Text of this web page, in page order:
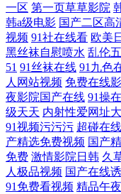
一区 第一页草草影院
韩a级电影 国产二区高
视频 91社在线看 欧美
黑丝袜自慰喷水 乱伦
51 91丝袜在线 91九色
人网站视频 免费在线
夜影院国产在线 91操
级天天 内射性爱网址
91视频污污污 超碰在
产精选免费视频 国产
免费 激情影院日韩 久
人极品视频 国产在线
91免费看视频 精品午